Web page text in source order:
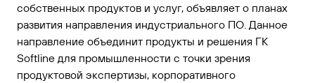
собственных продуктов и услуг, объявляет о планах
развития направления индустриального ПО. Данное
направление объединит продукты и решения ГК
Softline для промышленности с точки зрения
продуктовой экспертизы, корпоративного